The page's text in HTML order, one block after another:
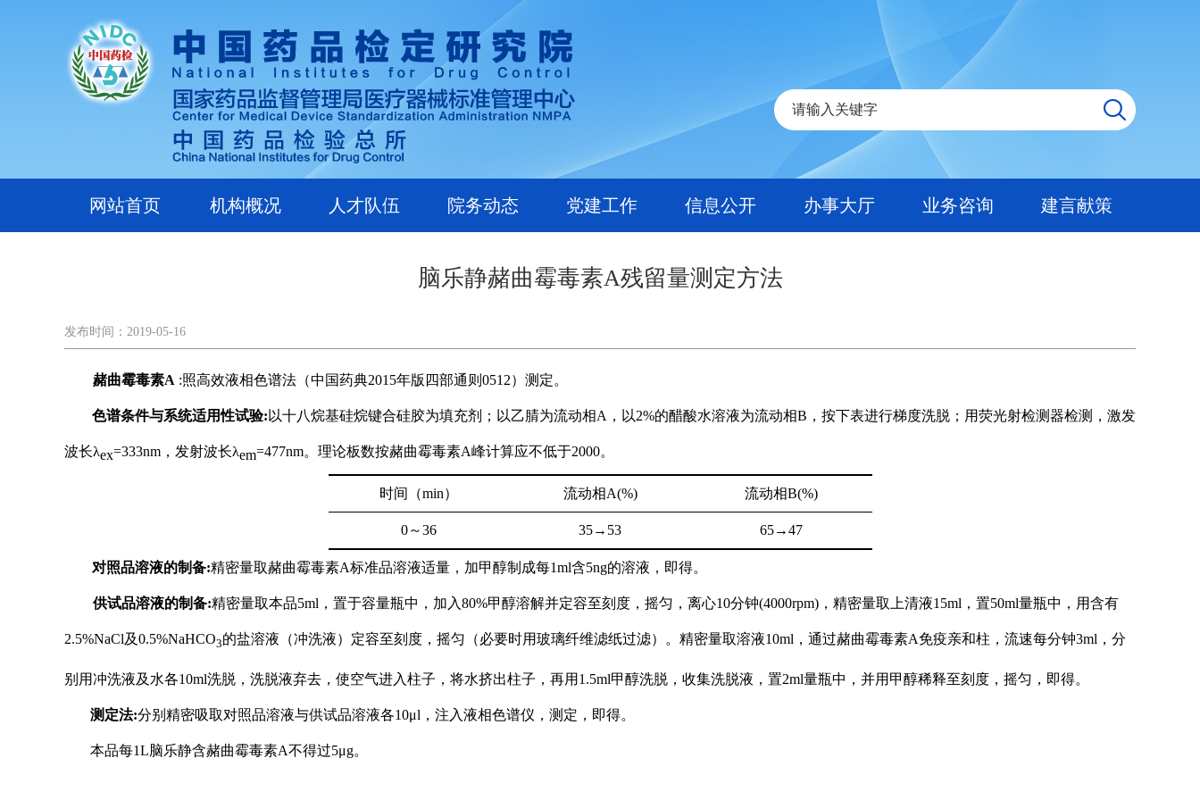
网站首页 机构概况 人才队伍 院务动态 党建工作 信息公开 办事大厅 业务咨询 建言献策
脑乐静赭曲霉毒素A残留量测定方法
发布时间：2019-05-16
赭曲霉毒素A :照高效液相色谱法（中国药典2015年版四部通则 0512）测定。
色谱条件与系统适用性试验: 以十八烷基硅烷键合硅胶为填充剂；以乙腈为流动相A ，以2%的醋酸水溶液为流动相B ，按下表进行梯度洗脱；用荧光射检测器检测，激发
波长λex=333nm ，发射波长λem=477nm。理论板数按赭曲霉毒素A峰计算应不低于2000。
时间（min） 流动相A(%) 流动相B(%)
0～36 35→ 53 65→47
对照品溶液的制备:精密量取赭曲霉毒素A标准品溶液适量，加甲醇制成每1ml含5ng的溶液，即得。
供试品溶液的制备:精密量取本品5ml ，置于容量瓶中，加入80%甲醇溶解并定容至刻度，摇匀，离心10分钟(4000rpm) ，精密量取上清液15ml ，置50ml量瓶中，用含有
2.5%NaCl及0.5%NaHCO3的盐溶液（冲洗液）定容至刻度，摇匀（必要时用玻璃纤维滤纸过滤）。精密量取溶液10ml ，通过赭曲霉毒素A免疫亲和柱，流速每分钟3ml ，分
别用冲洗液及水各10ml洗脱，洗脱液弃去，使空气进入柱子，将水挤出柱子，再用 1.5ml甲醇洗脱，收集洗脱液，置2ml量瓶中，并用甲醇稀释至刻度，摇匀，即得。
测定法:分别精密吸取对照品溶液与供试品溶液各10μl ，注入液相色谱仪，测定，即得。
本品每1L脑乐静含赭曲霉毒素A不得过5μg。